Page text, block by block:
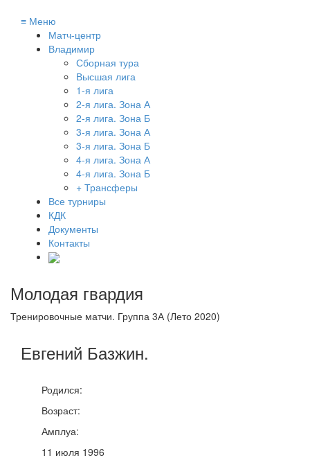
≡ Меню
Матч-центр
Владимир
Сборная тура
Высшая лига
1-я лига
2-я лига. Зона А
2-я лига. Зона Б
3-я лига. Зона А
3-я лига. Зона Б
4-я лига. Зона А
4-я лига. Зона Б
+ Трансферы
Все турниры
КДК
Документы
Контакты
Молодая гвардия
Тренировочные матчи. Группа 3А (Лето 2020)
Евгений Базжин.
Родился:
Возраст:
Амплуа:
11 июля 1996